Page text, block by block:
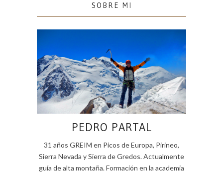
SOBRE MI
PEDRO PARTAL
31 años GREIM en Picos de Europa, Pirineo,
Sierra Nevada y Sierra de Gredos. Actualmente
guía de alta montaña. Formación en la academia